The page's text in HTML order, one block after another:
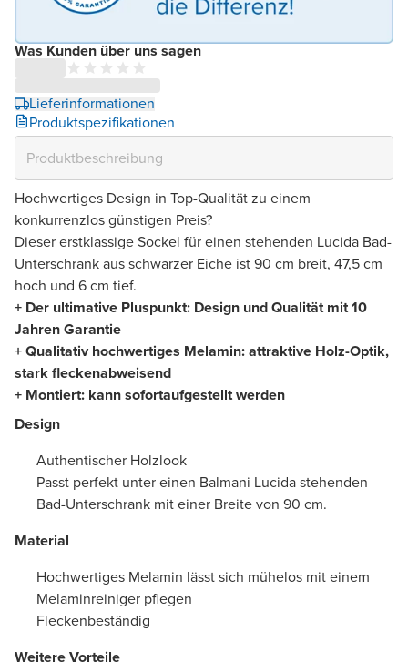
Was Kunden über uns sagen
Lieferinformationen
Produktspezifikationen
Hochwertiges Design in Top-Qualität zu einem
konkurrenzlos günstigen Preis?
Dieser erstklassige Sockel für einen stehenden Lucida Bad-
Unterschrank aus schwarzer Eiche ist 90 cm breit, 47,5 cm
hoch und 6 cm tief.
+ Der ultimative Pluspunkt: Design und Qualität mit 10
Jahren Garantie
+ Qualitativ hochwertiges Melamin: attraktive Holz-Optik,
stark fleckenabweisend
+ Montiert: kann sofortaufgestellt werden
Design
Authentischer Holzlook
Passt perfekt unter einen Balmani Lucida stehenden
Bad-Unterschrank mit einer Breite von 90 cm.
Material
Hochwertiges Melamin lässt sich mühelos mit einem
Melaminreiniger pflegen
Fleckenbeständig
Weitere Vorteile